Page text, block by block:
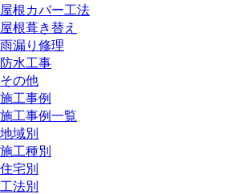
屋根カバー工法
屋根葺き替え
雨漏り修理
防水工事
その他
施工事例
施工事例一覧
地域別
施工種別
住宅別
工法別